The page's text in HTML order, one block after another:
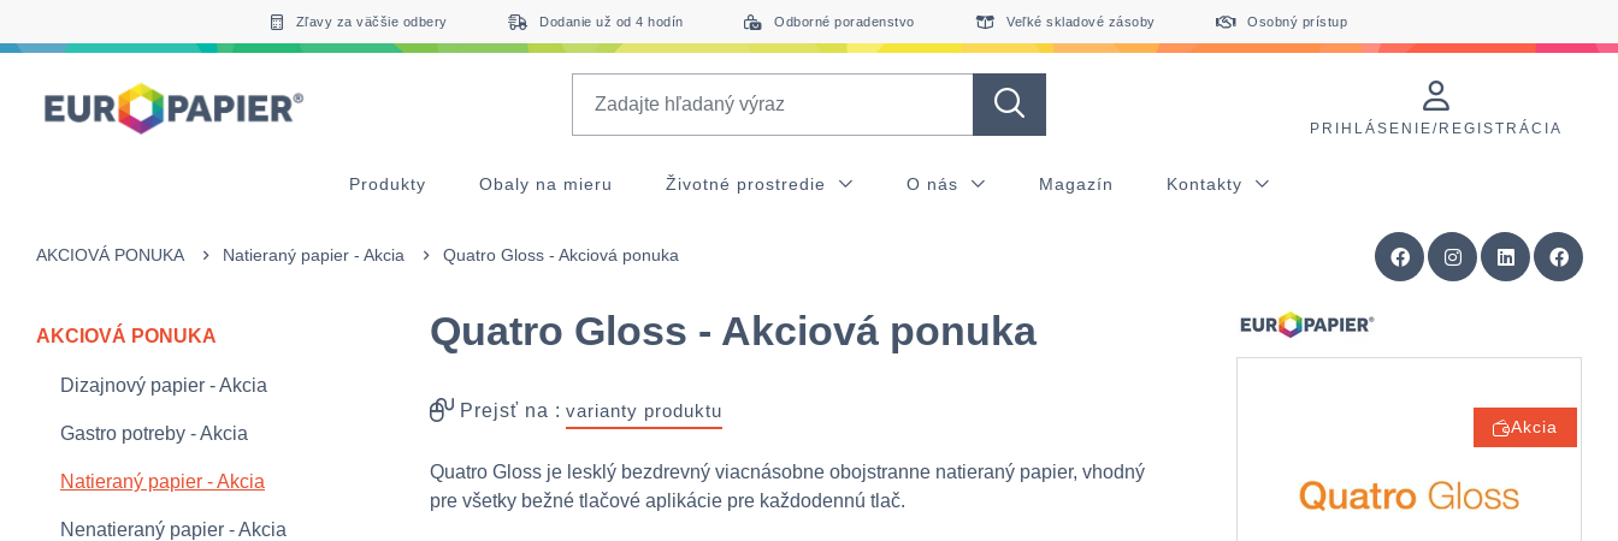
Zľavy za väčšie odbery Dodanie už od 4 hodín Odborné poradenstvo Veľké skladové zásoby Osobný prístup
PRIHLÁSENIE/REGISTRÁCIA
Produkty Obaly na mieru Životné prostredie O nás Magazín Kontakty
AKCIOVÁ PONUKA Natieraný papier - Akcia Quatro Gloss - Akciová ponuka
AKCIOVÁ PONUKA
Dizajnový papier - Akcia
Gastro potreby - Akcia
Natieraný papier - Akcia
Nenatieraný papier - Akcia
Quatro Gloss - Akciová ponuka
Prejsť na : varianty produktu
Quatro Gloss je lesklý bezdrevný viacnásobne obojstranne natieraný papier, vhodný
pre všetky bežné tlačové aplikácie pre každodennú tlač.
Akcia